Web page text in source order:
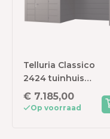
Telluria Classico
2424 tuinhuis
inclusief dichte
lounge - 522 x 238
€ 7.185,00
Op voorraad